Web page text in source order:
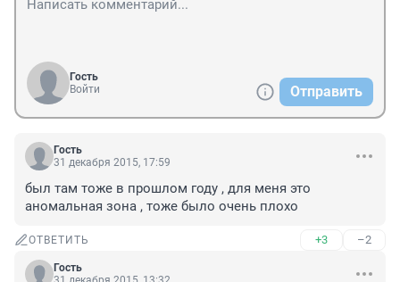
Гость
Войти
Отправить
Гость
31 декабря 2015, 17:59
был там тоже в прошлом году , для меня это
аномальная зона , тоже было очень плохо
ОТВЕТИТЬ +3 –2
Гость